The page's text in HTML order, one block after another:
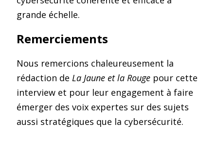
grande échelle.
Remerciements
Nous remercions chaleureusement la
rédaction de La Jaune et la Rouge pour cette
interview et pour leur engagement à faire
émerger des voix expertes sur des sujets
aussi stratégiques que la cybersécurité.